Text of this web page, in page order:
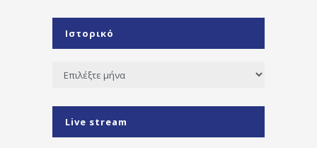
Ιστορικό
Ιστορικό
Live stream